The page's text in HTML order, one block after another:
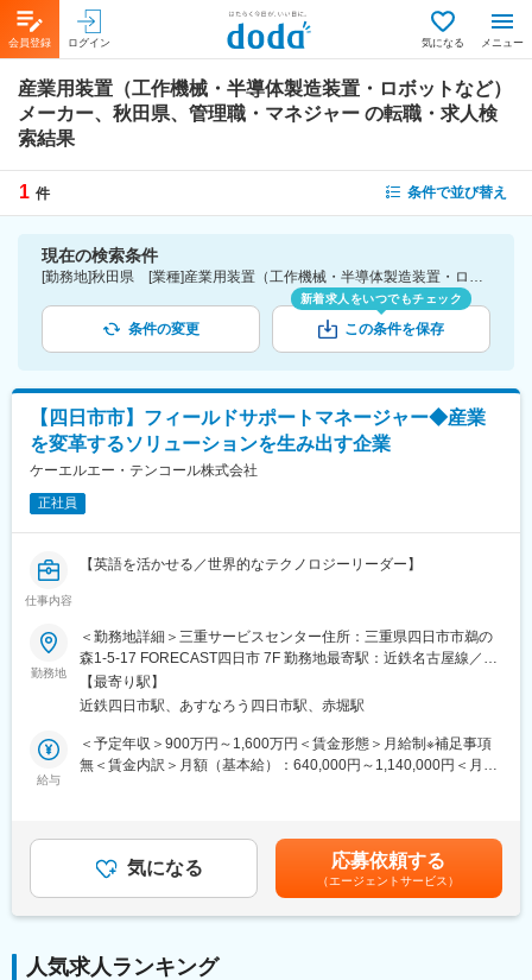
会員登録 ログイン 気になる メニュー
産業用装置（工作機械・半導体製造装置・ロボットなど）
メーカー、秋田県、管理職・マネジャー の転職・求人検
索結果
1 件 条件で並び替え
現在の検索条件
[勤務地]秋田県 [業種]産業用装置（工作機械・半導体製造装置・ロボットなど）メーカー-メーカー（機械・電気）業界 [詳細条件](仕事内容)管理職・マネジャー
条件の変更
新着求人をいつでもチェック
この条件を保存
【四日市市】フィールドサポートマネージャー◆産業
を変革するソリューションを生み出す企業
ケーエルエー・テンコール株式会社
正社員
仕事内容
【英語を活かせる／世界的なテクノロジーリーダー】
フィールドサポートマネージャーは、クライアント／顧客への販
売前および販売後のサービスおよびサポートの提供に関する戦略
的リーダーシップと指示を提供します。
サービスおよび顧客サポート業務のすべての側面をリードしま
す。
運用プロセス、エスカレーション手順を分析し、サービス提供の
改善と顧客／クライアントへの付加価値を見出すためのトレーニ
せを解決します。
効率的な業務運営を確保するために、スタッフの選定、育成、評
ービスチームリーダーシップ、およびKLA本社の製品サポートと
勤務地
＜勤務地詳細＞三重サービスセンター住所：三重県四日市市鵜の
森1-5-17 FORECAST四日市 7F 勤務地最寄駅：近鉄名古屋線／近
鉄四日市駅受動喫煙対策：屋内全面禁煙
【最寄り駅】
近鉄四日市駅、あすなろう四日市駅、赤堀駅
給与
＜予定年収＞900万円～1,600万円＜賃金形態＞月給制※補足事項
無＜賃金内訳＞月額（基本給）：640,000円～1,140,000円＜月給
て上下する可能性があります。月給(月額)は固定手当を含めた表記
です。 気になる 応募依頼する
（エージェントサービス）
人気求人ランキング